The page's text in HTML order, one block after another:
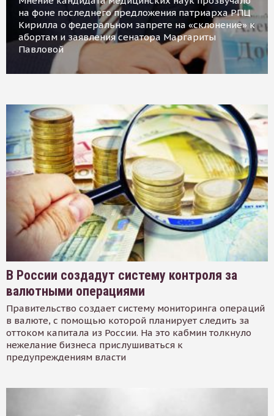
на фоне последнего предложения патриарха РПЦ
Кирилла о федеральном запрете на «склонение» к
абортам и заявления сенатора Маргариты
Павловой
В России создадут систему контроля за
валютными операциями
Правительство создает систему мониторинга операций
в валюте, с помощью которой планирует следить за
оттоком капитала из России. На это кабмин толкнуло
нежелание бизнеса прислушиваться к
предупреждениям власти